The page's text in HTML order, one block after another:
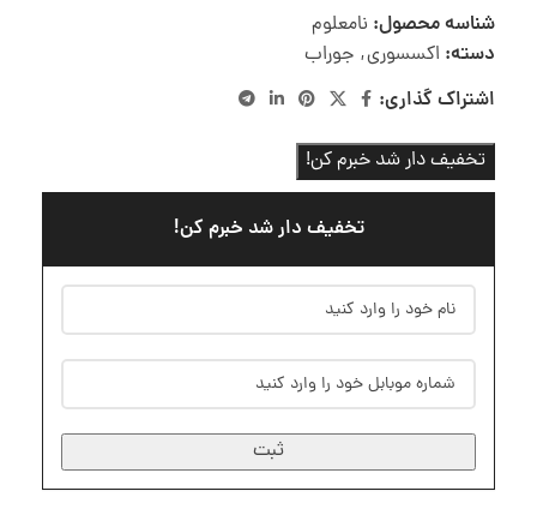
شناسه محصول: نامعلوم
دسته: اکسسوری, جوراب
اشتراک گذاری:
تخفیف دار شد خبرم کن!
تخفیف دار شد خبرم کن!
ثبت